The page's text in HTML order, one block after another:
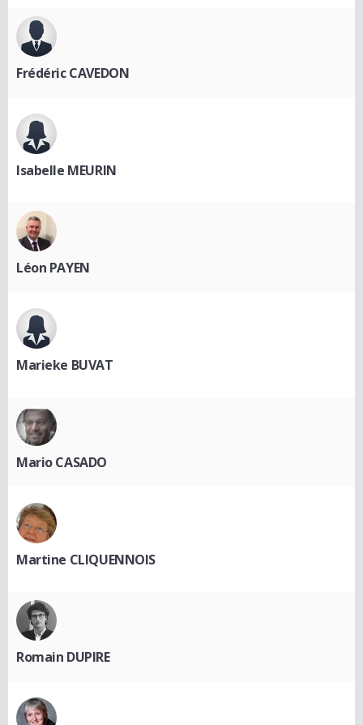
Frédéric CAVEDON
Isabelle MEURIN
Léon PAYEN
Marieke BUVAT
Mario CASADO
Martine CLIQUENNOIS
Romain DUPIRE